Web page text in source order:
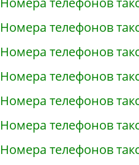
Номера телефонов
Номера телефонов
Номера телефонов
Номера телефонов
Номера телефонов
Номера телефонов